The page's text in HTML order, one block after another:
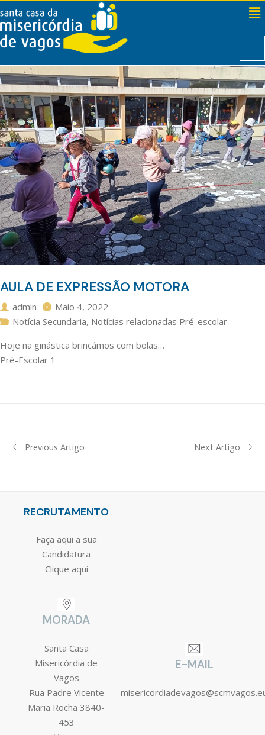
AULA DE EXPRESSÃO MOTORA
admin
Maio 4, 2022
Notícia Secundaria, Notícias relacionadas Pré-escolar
Hoje na ginástica brincámos com bolas…
Pré-Escolar 1
Previous Artigo Next Artigo
RECRUTAMENTO
Faça aqui a sua
Candidatura
Clique aqui
MORADA
Santa Casa
Misericórdia de
Vagos
Rua Padre Vicente
Maria Rocha 3840-
453
E-MAIL